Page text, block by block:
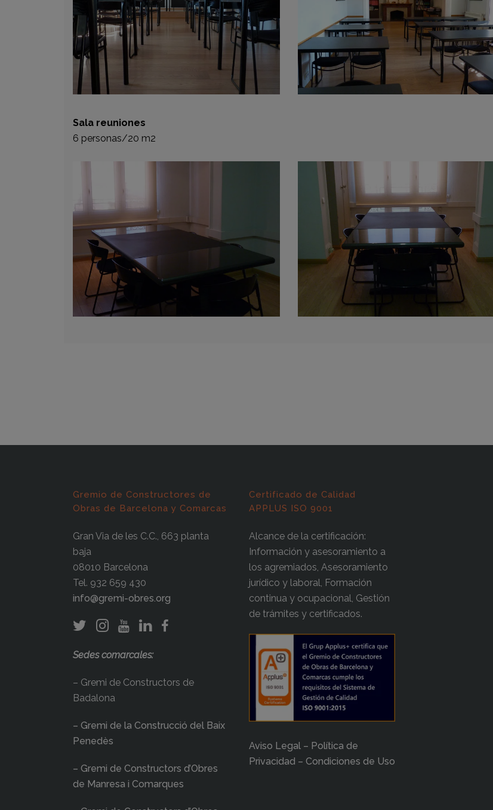
Sala reuniones
6 personas/20 m2
Gremio de Constructores de
Obras de Barcelona y Comarcas
Gran Via de les C.C., 663 planta
baja
08010 Barcelona
Tel. 932 659 430
info@gremi-obres.org
Sedes comarcales:
– Gremi de Constructors de
Badalona
– Gremi de la Construcció del Baix
Penedès
– Gremi de Constructors d’Obres
de Manresa i Comarques
Certificado de Calidad
APPLUS ISO 9001
Alcance de la certificación:
Información y asesoramiento a
los agremiados, Asesoramiento
jurídico y laboral, Formación
continua y ocupacional, Gestión
de trámites y certificados.
Aviso Legal – Política de
Privacidad – Condiciones de Uso